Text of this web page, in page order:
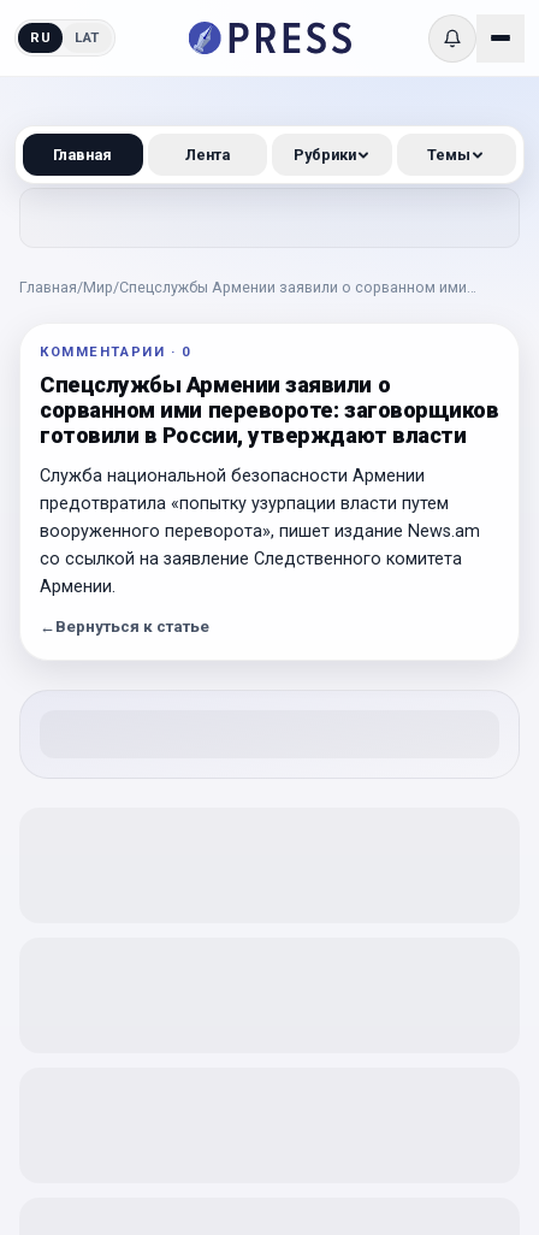
RU LAT
Главная/Мир/Спецслужбы Армении заявили о сорванном ими
КОММЕНТАРИИ · 0
Спецслужбы Армении заявили о
сорванном ими перевороте: заговорщиков
готовили в России, утверждают власти
Служба национальной безопасности Армении
предотвратила «попытку узурпации власти путем
вооруженного переворота», пишет издание News.am
со ссылкой на заявление Следственного комитета
Армении.
← Вернуться к статье
Главная Лента Рубрики Темы